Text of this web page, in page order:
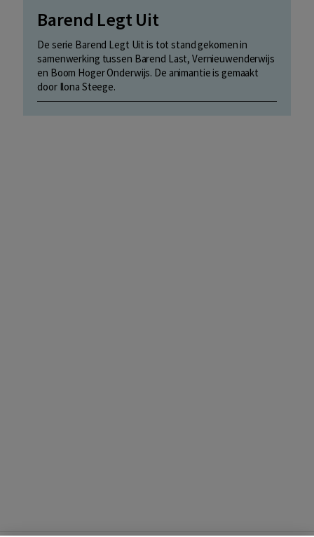
Barend Legt Uit
De serie Barend Legt Uit is tot stand gekomen in
samenwerking tussen Barend Last, Vernieuwenderwijs
en Boom Hoger Onderwijs. De animantie is gemaakt
door Ilona Steege.